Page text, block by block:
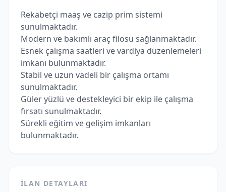
Rekabetçi maaş ve cazip prim sistemi
sunulmaktadır.
Modern ve bakımlı araç filosu sağlanmaktadır.
Esnek çalışma saatleri ve vardiya düzenlemeleri
imkanı bulunmaktadır.
Stabil ve uzun vadeli bir çalışma ortamı
sunulmaktadır.
Güler yüzlü ve destekleyici bir ekip ile çalışma
fırsatı sunulmaktadır.
Sürekli eğitim ve gelişim imkanları
bulunmaktadır.
İLAN DETAYLARI